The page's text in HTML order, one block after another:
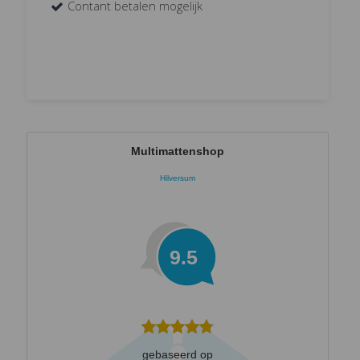
Contant betalen mogelijk
Multimattenshop
Hilversum
9.5
gebaseerd op